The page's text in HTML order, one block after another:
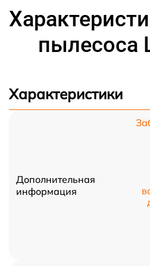
пылесоса
Характеристики
Дополнительная
информация